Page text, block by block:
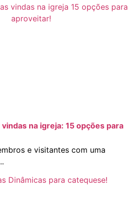
na igreja: 15 opções para
e visitantes com uma